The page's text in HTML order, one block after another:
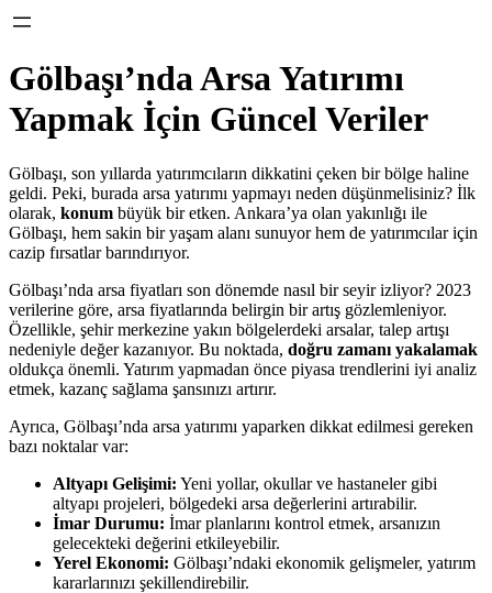
Gölbaşı’nda Arsa Yatırımı
Yapmak İçin Güncel Veriler
Gölbaşı, son yıllarda yatırımcıların dikkatini çeken bir bölge haline
geldi. Peki, burada arsa yatırımı yapmayı neden düşünmelisiniz? İlk
olarak, konum büyük bir etken. Ankara’ya olan yakınlığı ile
Gölbaşı, hem sakin bir yaşam alanı sunuyor hem de yatırımcılar için
cazip fırsatlar barındırıyor.
Gölbaşı’nda arsa fiyatları son dönemde nasıl bir seyir izliyor? 2023
verilerine göre, arsa fiyatlarında belirgin bir artış gözlemleniyor.
Özellikle, şehir merkezine yakın bölgelerdeki arsalar, talep artışı
nedeniyle değer kazanıyor. Bu noktada, doğru zamanı yakalamak
oldukça önemli. Yatırım yapmadan önce piyasa trendlerini iyi analiz
etmek, kazanç sağlama şansınızı artırır.
Ayrıca, Gölbaşı’nda arsa yatırımı yaparken dikkat edilmesi gereken
bazı noktalar var:
Altyapı Gelişimi: Yeni yollar, okullar ve hastaneler gibi
altyapı projeleri, bölgedeki arsa değerlerini artırabilir.
İmar Durumu: İmar planlarını kontrol etmek, arsanızın
gelecekteki değerini etkileyebilir.
Yerel Ekonomi: Gölbaşı’ndaki ekonomik gelişmeler, yatırım
kararlarınızı şekillendirebilir.